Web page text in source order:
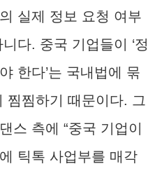
실제 정보 요청 여부
다. 중국 기업들이 ‘정
한다’는 국내법에 묶
찜찜하기 때문이다. 그
스 측에 “중국 기업이
틱톡 사업부를 매각